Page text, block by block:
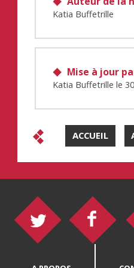
Katia Buffetrille
Mise à jour
Katia Buffetrille le
ACCUEIL